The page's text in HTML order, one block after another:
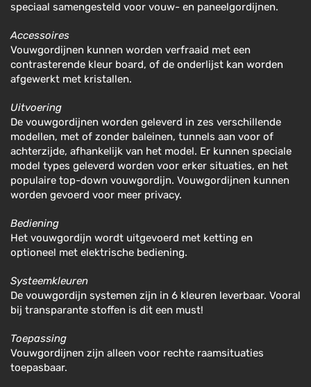
speciaal samengesteld voor vouw- en paneelgordijnen.
Accessoires
Vouwgordijnen kunnen worden verfraaid met een
contrasterende kleur board, of de onderlijst kan worden
afgewerkt met kristallen.
Uitvoering
De vouwgordijnen worden geleverd in zes verschillende
modellen, met of zonder baleinen, tunnels aan voor of
achterzijde, afhankelijk van het model. Er kunnen speciale
model types geleverd worden voor erker situaties, en het
populaire top-down vouwgordijn. Vouwgordijnen kunnen
worden gevoerd voor meer privacy.
Bediening
Het vouwgordijn wordt uitgevoerd met ketting en
optioneel met elektrische bediening.
Systeemkleuren
De vouwgordijn systemen zijn in 6 kleuren leverbaar. Vooral
bij transparante stoffen is dit een must!
Toepassing
Vouwgordijnen zijn alleen voor rechte raamsituaties
toepasbaar.